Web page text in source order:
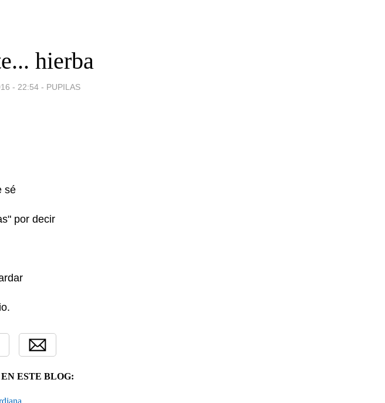
hierba
- 22:54 - PUPILAS
sé
por decir
ESTE BLOG: